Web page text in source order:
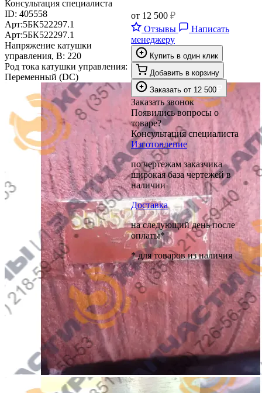
Консультация специалиста
ID: 405558
Арт:5БК522297.1
Арт:5БК522297.1
Напряжение катушки
управления, В: 220
Род тока катушки управления:
Переменный (DC)
от 12 500 ₽
Отзывы
Написать
менеджеру
Купить в один клик
Добавить в корзину
Заказать от 12 500
Заказать звонок
Появились вопросы о
товаре?
Консультация специалиста
Изготовление
по чертежам заказчика
широкая база чертежей в
наличии
Доставка
на следующий день после
оплаты*
* для товаров из наличия